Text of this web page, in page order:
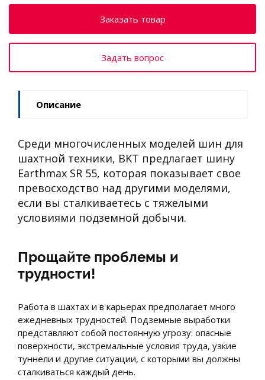
Заказать товар
Задать вопрос
Описание
Среди многочисленных моделей шин для
шахтной техники, BKT предлагает шину
Earthmax SR 55, которая показывает свое
превосходство над другими моделями,
если вы сталкиваетесь с тяжелыми
условиями подземной добычи.
Прощайте проблемы и
трудности!
Работа в шахтах и в карьерах предполагает много
ежедневных трудностей. Подземные выработки
представляют собой постоянную угрозу: опасные
поверхности, экстремальные условия труда, узкие
туннели и другие ситуации, с которыми вы должны
сталкиваться каждый день.